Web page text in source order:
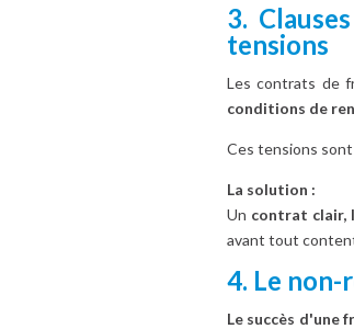
3.
tensions
Les contrats de
conditions de
Ces tensions
La solution :
Un contrat clair,
avant tout
4. Le
Le succès d'une